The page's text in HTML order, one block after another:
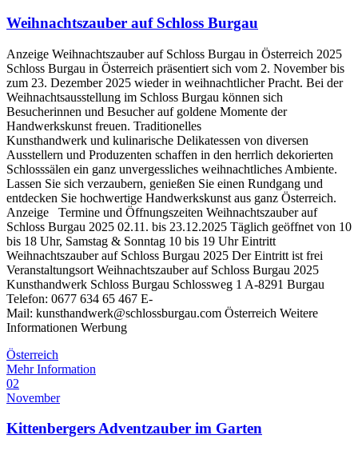
Weihnachtszauber auf Schloss Burgau
Anzeige Weihnachtszauber auf Schloss Burgau in Österreich 2025
Schloss Burgau in Österreich präsentiert sich vom 2. November bis
zum 23. Dezember 2025 wieder in weihnachtlicher Pracht. Bei der
Weihnachtsausstellung im Schloss Burgau können sich
Besucherinnen und Besucher auf goldene Momente der
Handwerkskunst freuen. Traditionelles
Kunsthandwerk und kulinarische Delikatessen von diversen
Ausstellern und Produzenten schaffen in den herrlich dekorierten
Schlosssälen ein ganz unvergessliches weihnachtliches Ambiente.
Lassen Sie sich verzaubern, genießen Sie einen Rundgang und
entdecken Sie hochwertige Handwerkskunst aus ganz Österreich.
Anzeige Termine und Öffnungszeiten Weihnachtszauber auf
Schloss Burgau 2025 02.11. bis 23.12.2025 Täglich geöffnet von 10
bis 18 Uhr, Samstag & Sonntag 10 bis 19 Uhr Eintritt
Weihnachtszauber auf Schloss Burgau 2025 Der Eintritt ist frei
Veranstaltungsort Weihnachtszauber auf Schloss Burgau 2025
Kunsthandwerk Schloss Burgau Schlossweg 1 A-8291 Burgau
Telefon: 0677 634 65 467 E-
Mail: kunsthandwerk@schlossburgau.com Österreich Weitere
Informationen Werbung
Österreich
Mehr Information
02
November
Kittenbergers Adventzauber im Garten